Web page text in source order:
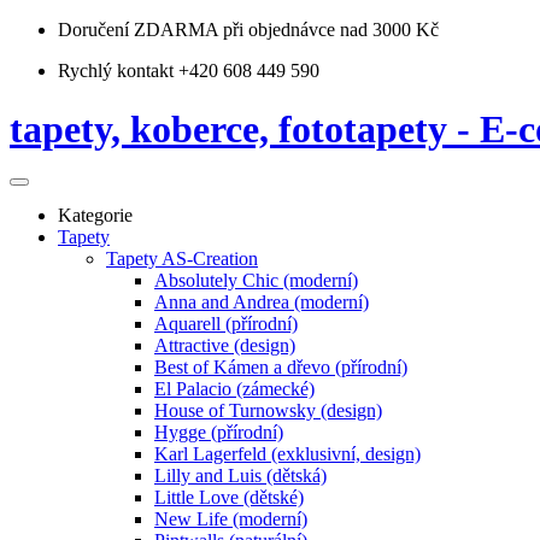
Doručení ZDARMA při objednávce nad 3000 Kč
Rychlý kontakt +420 608 449 590
tapety, koberce, fototapety - E-
Kategorie
Tapety
Tapety AS-Creation
Absolutely Chic (moderní)
Anna and Andrea (moderní)
Aquarell (přírodní)
Attractive (design)
Best of Kámen a dřevo (přírodní)
El Palacio (zámecké)
House of Turnowsky (design)
Hygge (přírodní)
Karl Lagerfeld (exklusivní, design)
Lilly and Luis (dětská)
Little Love (dětské)
New Life (moderní)